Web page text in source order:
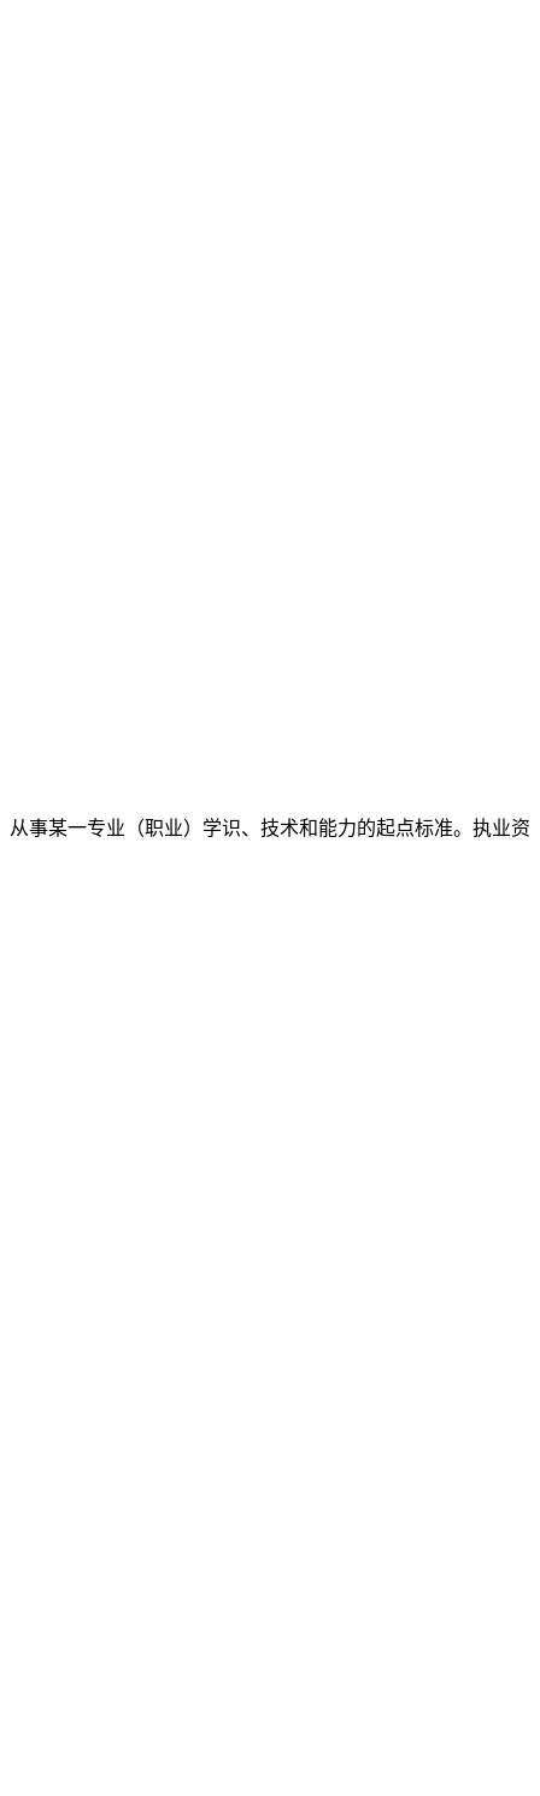
从事某一专业（职业）学识、技术和能力的起点标准。执业资